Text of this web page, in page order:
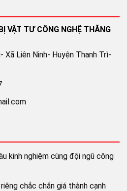
VẬT TƯ CÔNG NGHỆ THĂNG
Xã Liên Ninh- Huyện Thanh Trì-
kinh nghiệm cùng đội ngũ công
chắc chắn giá thành cạnh